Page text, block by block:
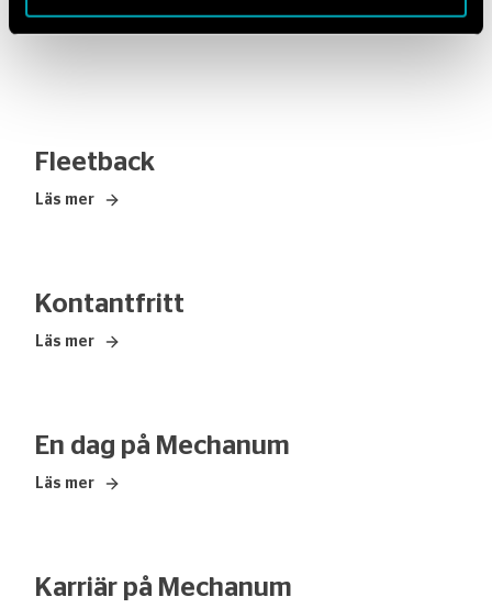
– Integritet
Fleetback
Läs mer
– Fleetback
Kontantfritt
Läs mer
– Kontantfritt
En dag på Mechanum
Läs mer
– En dag på Mechanum
Karriär på Mechanum